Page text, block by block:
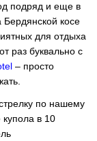
подряд и еще в
косе
для отдыха
раз буквально с
– просто
по нашему
купола в 10